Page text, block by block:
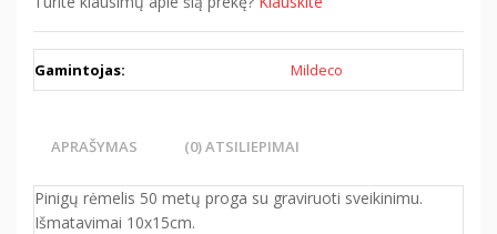
Gamintojas: Mildeco
APRAŠYMAS (0) ATSILIEPIMAI
Pinigų rėmelis 50 metų proga su graviruoti sveikinimu.
Išmatavimai 10x15cm.